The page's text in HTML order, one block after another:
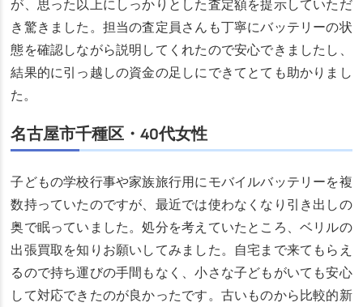
が、思った以上にしっかりとした査定額を提示していただ
き驚きました。担当の査定員さんも丁寧にバッテリーの状
態を確認しながら説明してくれたので安心できましたし、
結果的に引っ越しの資金の足しにできてとても助かりまし
た。
名古屋市千種区・40代女性
子どもの学校行事や家族旅行用にモバイルバッテリーを複
数持っていたのですが、最近では使わなくなり引き出しの
奥で眠っていました。処分を考えていたところ、ベリルの
出張買取を知りお願いしてみました。自宅まで来てもらえ
るので持ち運びの手間もなく、小さな子どもがいても安心
して対応できたのが良かったです。古いものから比較的新